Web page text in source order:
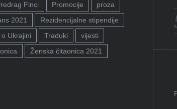
Finci Promocije
proza
2021
Rezidencijalne stipendije
Ukrajini Traduki
vijesti
Ženska čitaonica 2021